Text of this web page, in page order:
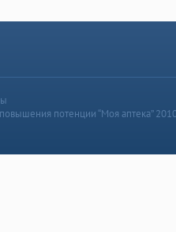
потенции “Моя аптека”